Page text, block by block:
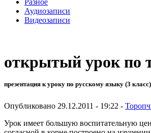
Аудиозаписи
Видеозаписи
открытый урок по
презентация к уроку по русскому языку (3
Опубликовано 29.12.2011 - 19:22 -
Урок имеет большую воспитательную